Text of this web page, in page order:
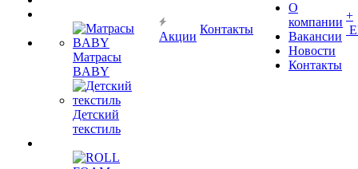
Матрасы
BABY
Детский
текстиль
Акции
Контакты
О
компании
Вакансии
Новости
Контакты
+